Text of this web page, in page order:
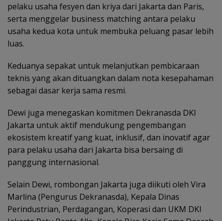
pelaku usaha fesyen dan kriya dari Jakarta dan Paris,
serta menggelar business matching antara pelaku
usaha kedua kota untuk membuka peluang pasar lebih
luas.
Keduanya sepakat untuk melanjutkan pembicaraan
teknis yang akan dituangkan dalam nota kesepahaman
sebagai dasar kerja sama resmi.
Dewi juga menegaskan komitmen Dekranasda DKI
Jakarta untuk aktif mendukung pengembangan
ekosistem kreatif yang kuat, inklusif, dan inovatif agar
para pelaku usaha dari Jakarta bisa bersaing di
panggung internasional.
Selain Dewi, rombongan Jakarta juga diikuti oleh Vira
Marlina (Pengurus Dekranasda), Kepala Dinas
Perindustrian, Perdagangan, Koperasi dan UKM DKI